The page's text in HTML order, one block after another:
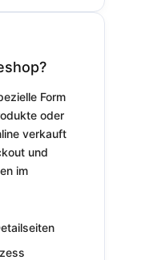
Form
oder
verkauft
und
im